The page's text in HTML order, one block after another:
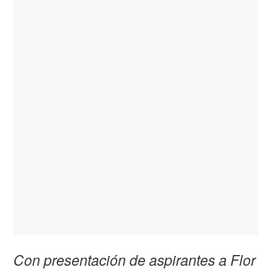
Con presentación de aspirantes a